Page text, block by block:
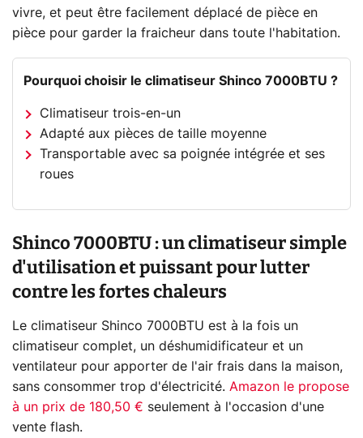
vivre, et peut être facilement déplacé de pièce en
pièce pour garder la fraicheur dans toute l'habitation.
Pourquoi choisir le climatiseur Shinco 7000BTU ?
Climatiseur trois-en-un
Adapté aux pièces de taille moyenne
Transportable avec sa poignée intégrée et ses
roues
Shinco 7000BTU : un climatiseur simple
d'utilisation et puissant pour lutter
contre les fortes chaleurs
Le climatiseur Shinco 7000BTU est à la fois un
climatiseur complet, un déshumidificateur et un
ventilateur pour apporter de l'air frais dans la maison,
sans consommer trop d'électricité. Amazon le propose
à un prix de 180,50 € seulement à l'occasion d'une
vente flash.